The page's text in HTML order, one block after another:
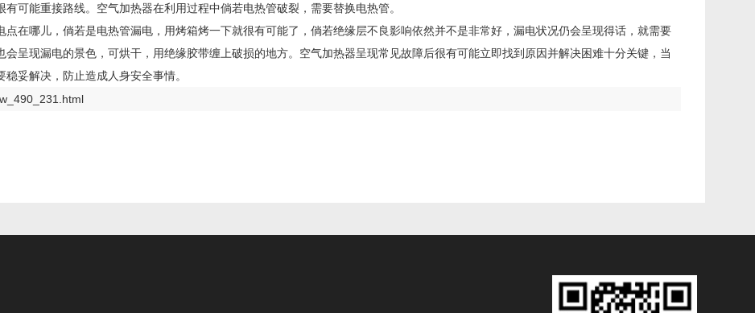
可能重接路线。空气加热器在利用过程中倘若电热管破裂，需要替换电热管。
在哪儿，倘若是电热管漏电，用烤箱烤一下就很有可能了，倘若绝缘层不良影响依然并不是非常好，漏电状况仍会呈现得话，就需要
呈现漏电的景色，可烘干，用绝缘胶带缠上破损的地方。空气加热器呈现常见故障后很有可能立即找到原因并解决困难十分关键，当
妥解决，防止造成人身安全事情。